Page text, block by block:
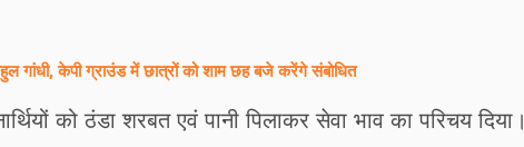
केपी ग्राउंड में छात्रों को शाम छह बजे करेंगे संबोधित
को ठंडा शरबत एवं पानी पिलाकर सेवा भाव का परिचय दिया।